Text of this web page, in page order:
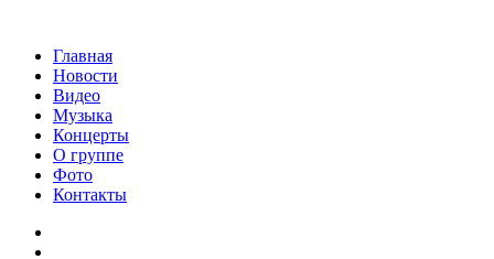
Главная
Новости
Видео
Музыка
Концерты
О группе
Фото
Контакты